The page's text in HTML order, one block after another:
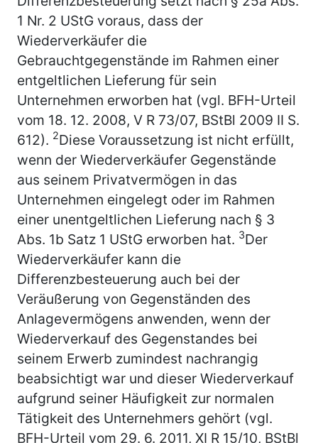
1 Nr. 2 UStG voraus, dass der
Wiederverkäufer die
Gebrauchtgegenstände im Rahmen einer
entgeltlichen Lieferung für sein
Unternehmen erworben hat (vgl. BFH-Urteil
vom 18. 12. 2008, V R 73/07, BStBl 2009 II S.
612). 2Diese Voraussetzung ist nicht erfüllt,
wenn der Wiederverkäufer Gegenstände
aus seinem Privatvermögen in das
Unternehmen eingelegt oder im Rahmen
einer unentgeltlichen Lieferung nach § 3
Abs. 1b Satz 1 UStG erworben hat. 3Der
Wiederverkäufer kann die
Differenzbesteuerung auch bei der
Veräußerung von Gegenständen des
Anlagevermögens anwenden, wenn der
Wiederverkauf des Gegenstandes bei
seinem Erwerb zumindest nachrangig
beabsichtigt war und dieser Wiederverkauf
aufgrund seiner Häufigkeit zur normalen
Tätigkeit des Unternehmers gehört (vgl.
BFH-Urteil vom 29. 6. 2011, XI R 15/10, BStBl